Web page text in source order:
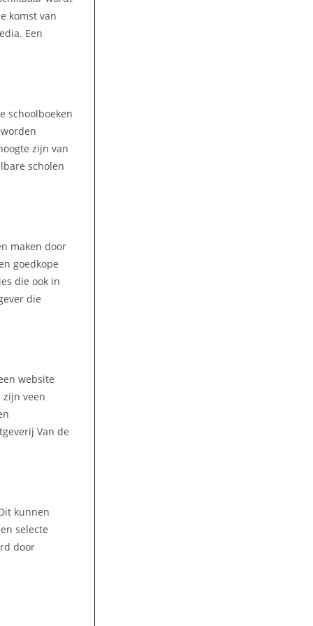
komst van
Een
schoolboeken
zijn van
scholen
maken door
goedkope
die ook in
die
website
veen
Van de
kunnen
selecte
door